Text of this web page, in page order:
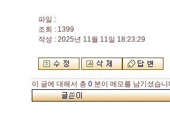
파일 :
조회 : 1399
작성 : 2025년 11월 11일 18:23:29
이 글에 대해서 총 0 분이 메모를 남기셨습니